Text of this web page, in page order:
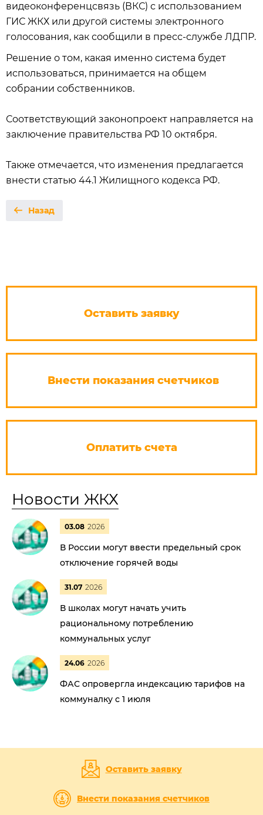
видеоконференцсвязь (ВКС) с использованием
ГИС ЖКХ или другой системы электронного
голосования, как сообщили в пресс-службе ЛДПР.
Решение о том, какая именно система будет
использоваться, принимается на общем
собрании собственников.
Соответствующий законопроект направляется на
заключение правительства РФ 10 октября.
Также отмечается, что изменения предлагается
внести статью 44.1 Жилищного кодекса РФ.
Назад
Оставить заявку
Внести показания счетчиков
Оплатить счета
Новости ЖКХ
03.08 2026
В России могут ввести предельный срок
отключение горячей воды
31.07 2026
В школах могут начать учить
рациональному потреблению
коммунальных услуг
24.06 2026
ФАС опровергла индексацию тарифов на
коммуналку с 1 июля
Оставить заявку
Внести показания счетчиков